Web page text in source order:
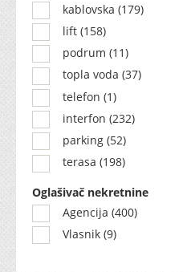
kablovska (179)
lift (158)
podrum (11)
topla voda (37)
telefon (1)
interfon (232)
parking (52)
terasa (198)
Oglašivač nekretnine
Agencija (400)
Vlasnik (9)